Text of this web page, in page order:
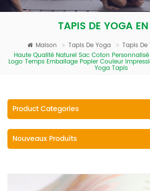
TAPIS DE YOGA
Maison Tapis De Yoga
Tapis De
Haute Qualité Naturel Sac Coton
Logo Temps Emballage Papier Couleur
Yoga Tapis
Product Categories
Nouveaux Produits